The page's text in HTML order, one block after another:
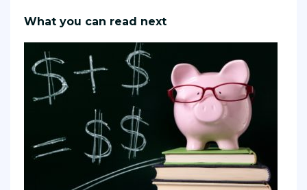
What you can read next